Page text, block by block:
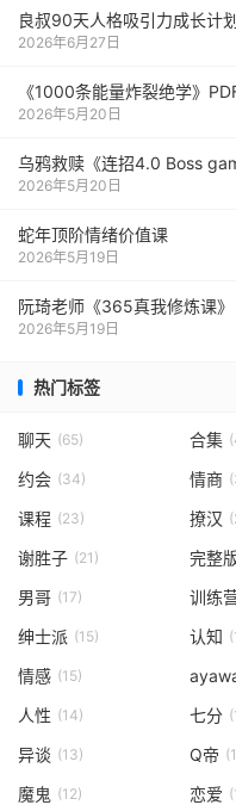
良叔90天人格吸引力成长计
2026年6月27日
《1000‮能条‬‎量‮裂炸‬‎绝学》
2026年5月20日
乌鸦救赎《连招4.0 Boss
2026年5月20日
蛇年顶阶情绪价值课
2026年5月19日
阮琦老师《365真我修炼课》
2026年5月19日
热门标签
聊天 (65) 合集
约会 (34) 情商
课程 (23) 撩汉
谢胜子 (21) 完整
男哥 (17) 训练
绅士派 (15) 认知
情感 (15)
人性 (14) 七分
异谈 (13) Q帝
魔鬼 (12) 恋爱